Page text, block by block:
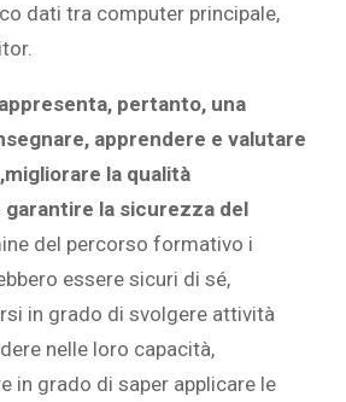
dati tra computer principale,
pertanto, una
apprendere e valutare
la qualità
garantire la sicurezza del
del percorso formativo i
essere sicuri di sé,
in grado di svolgere attività
nelle loro capacità,
in grado di saper applicare le